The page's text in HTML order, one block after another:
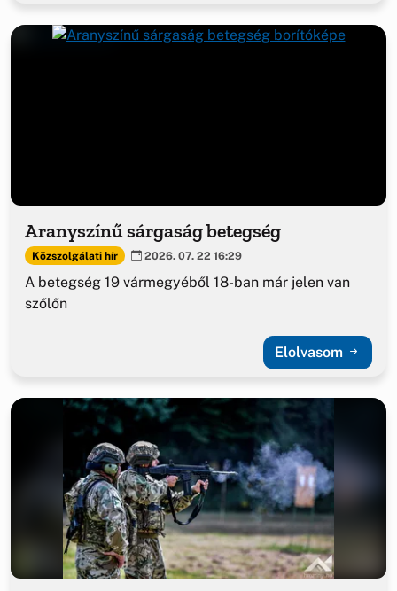
Aranyszínű sárgaság betegség
Közszolgálati hír 2026. 07. 22 16:29
A betegség 19 vármegyéből 18-ban már jelen van
szőlőn
Elolvasom